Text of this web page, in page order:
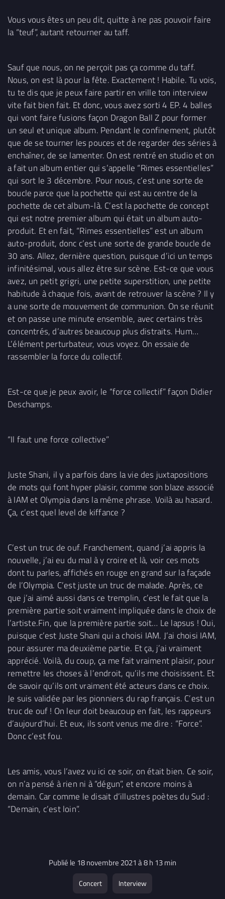
Vous vous êtes un peu dit, quitte à ne pas pouvoir faire
la “teuf”, autant retourner au taff.
Sauf que nous, on ne perçoit pas ça comme du taff.
Nous, on est là pour la fête. Exactement ! Habile. Tu vois,
tu te dis que je peux faire partir en vrille ton interview
vite fait bien fait. Et donc, vous avez sorti 4 EP. 4 balles
qui vont faire fusions façon Dragon Ball Z pour former
un seul et unique album. Pendant le confinement, plutôt
que de se tourner les pouces et de regarder des séries à
enchaîner, de se lamenter. On est rentré en studio et on
a fait un album entier qui s’appelle “Rimes essentielles”
qui sort le 3 décembre. Pour nous, c’est une sorte de
boucle parce que la pochette qui est au centre de la
pochette de cet album-là. C’est la pochette de concept
qui est notre premier album qui était un album auto-
produit. Et en fait, “Rimes essentielles” est un album
auto-produit, donc c’est une sorte de grande boucle de
30 ans. Allez, dernière question, puisque d’ici un temps
infinitésimal, vous allez être sur scène. Est-ce que vous
avez, un petit grigri, une petite superstition, une petite
habitude à chaque fois, avant de retrouver la scène ? Il y
a une sorte de mouvement de communion. On se réunit
et on passe une minute ensemble, avec certains très
concentrés, d’autres beaucoup plus distraits. Hum…
L’élément perturbateur, vous voyez. On essaie de
rassembler la force du collectif.
Est-ce que je peux avoir, le “force collectif” façon Didier
Deschamps.
“Il faut une force collective”
Juste Shani, il y a parfois dans la vie des juxtapositions
de mots qui font hyper plaisir, comme son blaze associé
à IAM et Olympia dans la même phrase. Voilà au hasard.
Ça, c’est quel level de kiffance ?
C’est un truc de ouf. Franchement, quand j’ai appris la
nouvelle, j’ai eu du mal à y croire et là, voir ces mots
dont tu parles, affichés en rouge en grand sur la façade
de l’Olympia. C’est juste un truc de malade. Après, ce
que j’ai aimé aussi dans ce tremplin, c’est le fait que la
première partie soit vraiment impliquée dans le choix de
l’artiste.Fin, que la première partie soit… Le lapsus ! Oui,
puisque c’est Juste Shani qui a choisi IAM. J’ai choisi IAM,
pour assurer ma deuxième partie. Et ça, j’ai vraiment
apprécié. Voilà, du coup, ça me fait vraiment plaisir, pour
remettre les choses à l’endroit, qu’ils me choisissent. Et
de savoir qu’ils ont vraiment été acteurs dans ce choix.
Je suis validée par les pionniers du rap français. C’est un
truc de ouf ! On leur doit beaucoup en fait, les rappeurs
d’aujourd’hui. Et eux, ils sont venus me dire : “Force”.
Donc c’est fou.
Les amis, vous l’avez vu ici ce soir, on était bien. Ce soir,
on n’a pensé à rien ni à “dégun”, et encore moins à
demain. Car comme le disait d’illustres poètes du Sud :
“Demain, c’est loin”.
Publié le 18 novembre 2021 à 8 h 13 min
Concert Interview